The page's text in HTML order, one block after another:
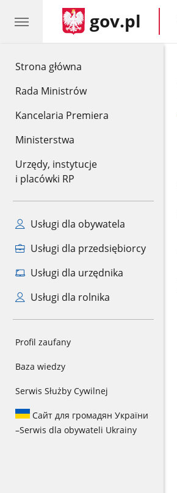
Strona główna
Rada Ministrów
Kancelaria Premiera
Ministerstwa
Urzędy, instytucje
i placówki RP
Usługi dla obywatela
Usługi dla przedsiębiorcy
Usługi dla urzędnika
Usługi dla rolnika
Profil zaufany
Baza wiedzy
Serwis Służby Cywilnej
Сайт для громадян України
–Serwis dla obywateli Ukrainy
gov.pl